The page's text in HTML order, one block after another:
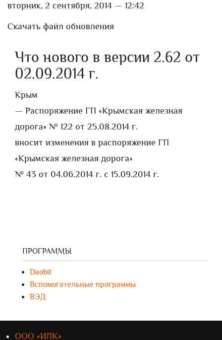
вторник, 2 сентября, 2014 — 12:42
Скачать файл обновления
Что нового в версии 2.62 от
02.09.2014 г.
Крым
— Распоряжение ГП «Крымская железная
дорога» № 122 от 25.08.2014 г.
вносит изменения в распоряжение ГП
«Крымская железная дорога»
№ 43 от 04.06.2014 г. c 15.09.2014 г.
ПРОГРАММЫ
Daobit
Вспомогательные программы
ВЭД
ООО «ИЛК»